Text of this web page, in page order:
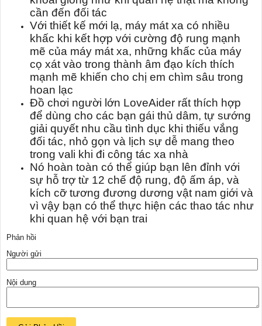
cần đến đối tác
Với thiết kế mới lạ, máy mát xa có nhiều
khấc khi kết hợp với cường độ rung mạnh
mẽ của máy mát xa, những khấc của máy
cọ xát vào trong thành âm đạo kích thích
mạnh mẽ khiến cho chị em chìm sâu trong
hoan lạc
Đồ chơi người lớn LoveAider rất thích hợp
để dùng cho các bạn gái thủ dâm, tự sướng
giải quyết nhu cầu tình dục khi thiếu vắng
đối tác, nhỏ gọn và lịch sự dễ mang theo
trong vali khi đi công tác xa nhà
Nó hoàn toàn có thể giúp bạn lên đỉnh với
sự hỗ trợ từ 12 chế độ rung, độ ấm áp, và
kích cỡ tương đương dương vật nam giới và
vì vậy bạn có thể thực hiện các thao tác như
khi quan hệ với bạn trai
Phản hồi
Người gửi
Nội dung